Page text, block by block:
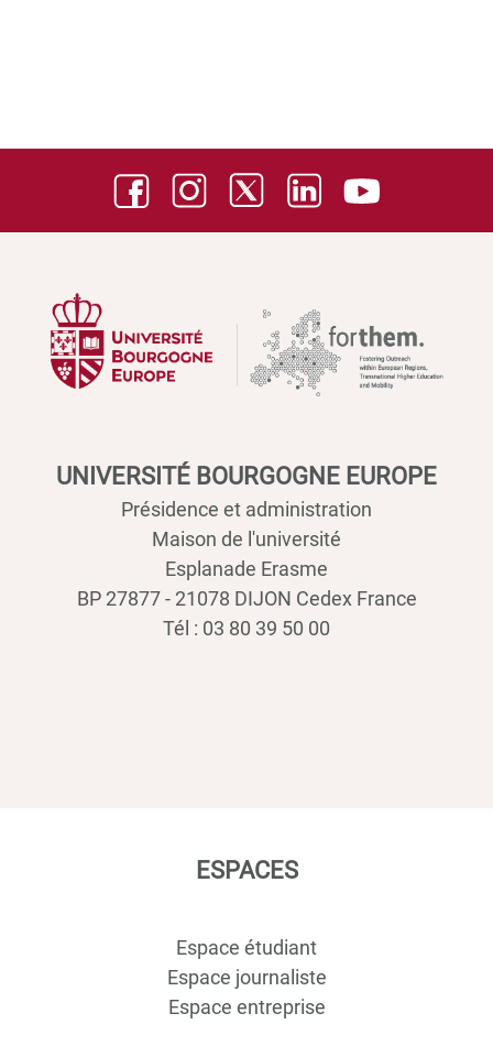
UNIVERSITÉ BOURGOGNE EUROPE
Présidence et administration
Maison de l'université
Esplanade Erasme
BP 27877 - 21078 DIJON Cedex France
Tél : 03 80 39 50 00
ESPACES
Espace étudiant
Espace journaliste
Espace entreprise